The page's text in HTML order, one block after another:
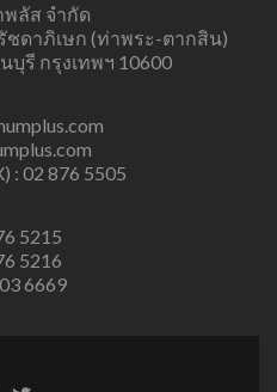
ลัส จำกัด
ชดาภิเษก (ท่าพระ-ตากสิน)
บุรี กรุงเทพฯ 10600
: 02 876 5505
5215
5216
6669